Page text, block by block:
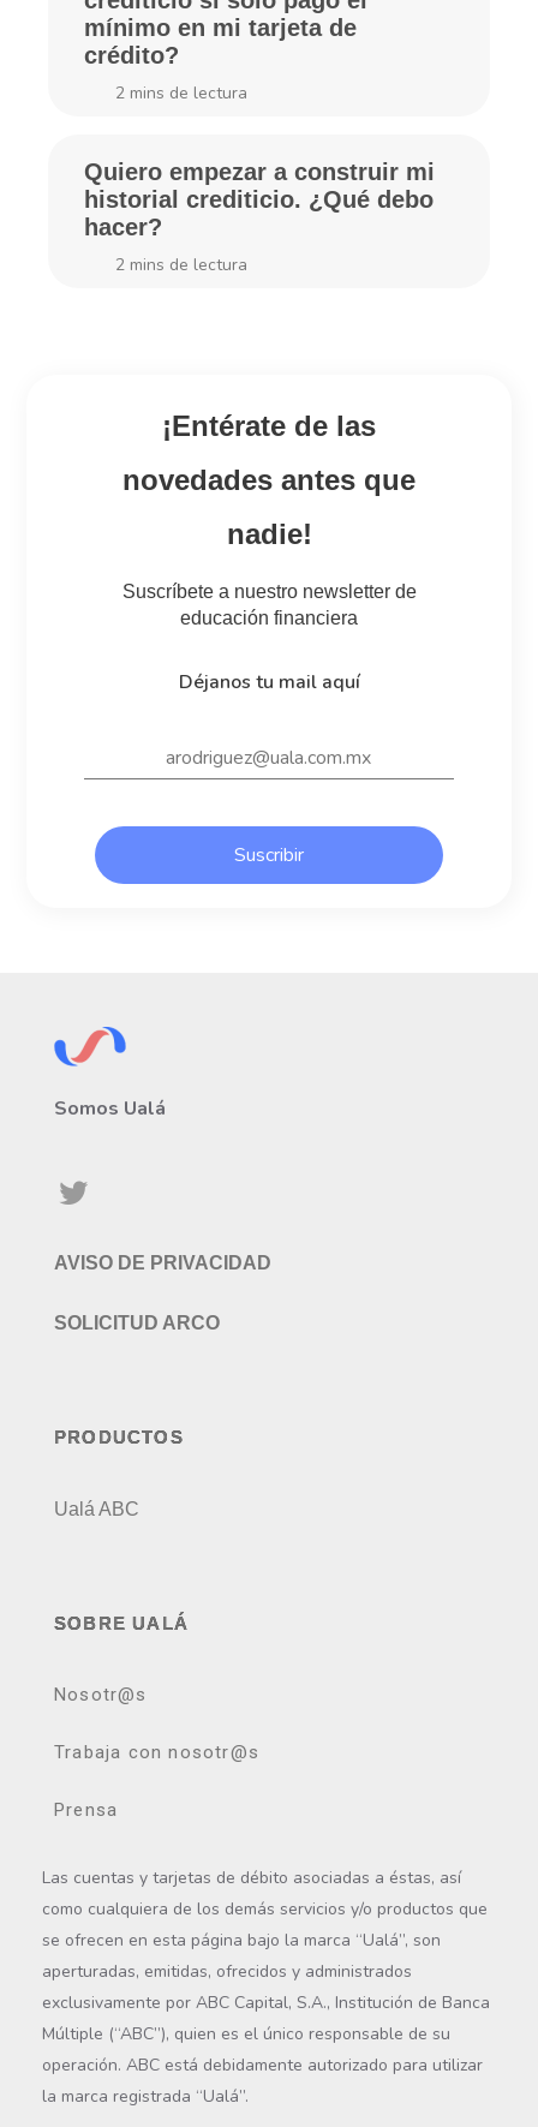
mínimo en mi tarjeta de
crédito?
2 mins de lectura
Quiero empezar a construir mi
historial crediticio. ¿Qué debo
hacer?
2 mins de lectura
¡Entérate de las
novedades antes que
nadie!
Suscríbete a nuestro newsletter de
educación financiera
Déjanos tu mail aquí
Suscribir
Somos Ualá
AVISO DE PRIVACIDAD
SOLICITUD ARCO
PRODUCTOS
Ualá ABC
SOBRE UALÁ
Nosotr@s
Trabaja con nosotr@s
Prensa
Las cuentas y tarjetas de débito asociadas a éstas, así
como cualquiera de los demás servicios y/o productos que
se ofrecen en esta página bajo la marca “Ualá”, son
aperturadas, emitidas, ofrecidos y administrados
exclusivamente por ABC Capital, S.A., Institución de Banca
Múltiple (“ABC”), quien es el único responsable de su
operación. ABC está debidamente autorizado para utilizar
la marca registrada “Ualá”.